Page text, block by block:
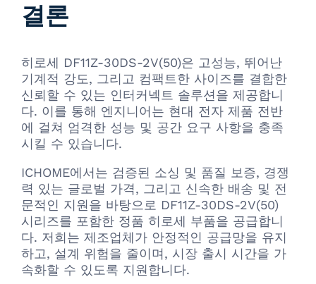
결론
히로세 DF11Z-30DS-2V(50)은 고성능, 뛰어난
기계적 강도, 그리고 컴팩트한 사이즈를 결합한
신뢰할 수 있는 인터커넥트 솔루션을 제공합니
다. 이를 통해 엔지니어는 현대 전자 제품 전반
에 걸쳐 엄격한 성능 및 공간 요구 사항을 충족
시킬 수 있습니다.
ICHOME에서는 검증된 소싱 및 품질 보증, 경쟁
력 있는 글로벌 가격, 그리고 신속한 배송 및 전
문적인 지원을 바탕으로 DF11Z-30DS-2V(50)
시리즈를 포함한 정품 히로세 부품을 공급합니
다. 저희는 제조업체가 안정적인 공급망을 유지
하고, 설계 위험을 줄이며, 시장 출시 시간을 가
속화할 수 있도록 지원합니다.